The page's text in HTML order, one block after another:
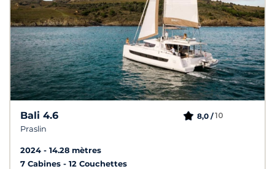
Bali 4.6
Praslin
8,0 /10
2024
14.28 mètres
7 Cabines
12 Couchettes